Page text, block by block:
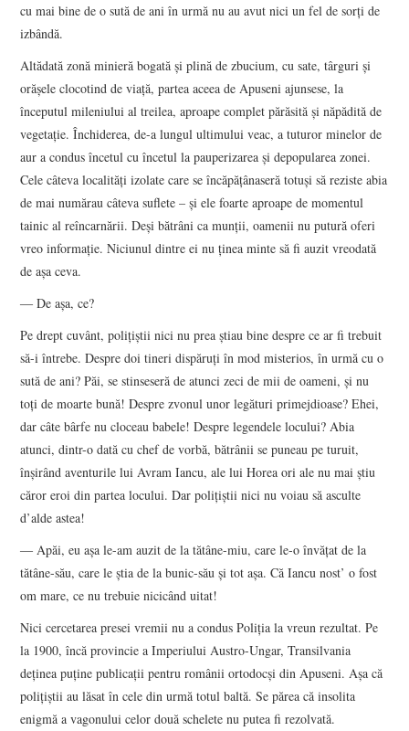
cu mai bine de o sută de ani în urmă nu au avut nici un fel de sorţi de
izbândă.
Altădată zonă minieră bogată şi plină de zbucium, cu sate, târguri şi
orăşele clocotind de viaţă, partea aceea de Apuseni ajunsese, la
începutul mileniului al treilea, aproape complet părăsită şi năpădită de
vegetaţie. Închiderea, de-a lungul ultimului veac, a tuturor minelor de
aur a condus încetul cu încetul la pauperizarea şi depopularea zonei.
Cele câteva localităţi izolate care se încăpăţânaseră totuşi să reziste abia
de mai numărau câteva suflete – şi ele foarte aproape de momentul
tainic al reîncarnării. Deşi bătrâni ca munţii, oamenii nu putură oferi
vreo informaţie. Niciunul dintre ei nu ţinea minte să fi auzit vreodată
de aşa ceva.
― De aşa, ce?
Pe drept cuvânt, poliţiştii nici nu prea ştiau bine despre ce ar fi trebuit
să-i întrebe. Despre doi tineri dispăruţi în mod misterios, în urmă cu o
sută de ani? Păi, se stinseseră de atunci zeci de mii de oameni, şi nu
toţi de moarte bună! Despre zvonul unor legături primejdioase? Ehei,
dar câte bârfe nu cloceau babele! Despre legendele locului? Abia
atunci, dintr-o dată cu chef de vorbă, bătrânii se puneau pe turuit,
înşirând aventurile lui Avram Iancu, ale lui Horea ori ale nu mai ştiu
căror eroi din partea locului. Dar poliţiştii nici nu voiau să asculte
d’alde astea!
― Apăi, eu aşa le-am auzit de la tătâne-miu, care le-o învăţat de la
tătâne-său, care le ştia de la bunic-său şi tot aşa. Că Iancu nost’ o fost
om mare, ce nu trebuie nicicând uitat!
Nici cercetarea presei vremii nu a condus Poliţia la vreun rezultat. Pe
la 1900, încă provincie a Imperiului Austro-Ungar, Transilvania
deţinea puţine publicaţii pentru românii ortodocşi din Apuseni. Aşa că
poliţiştii au lăsat în cele din urmă totul baltă. Se părea că insolita
enigmă a vagonului celor două schelete nu putea fi rezolvată.